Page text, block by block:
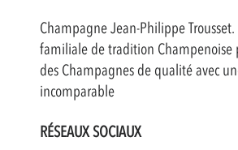
Champagne Jean-Philippe
familiale de tradition Champenoise
des Champagnes de qualité avec
incomparable
RÉSEAUX SOCIAUX